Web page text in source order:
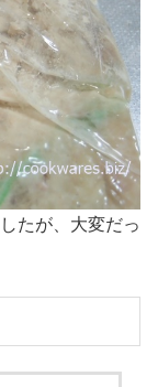
たが、大変だっ